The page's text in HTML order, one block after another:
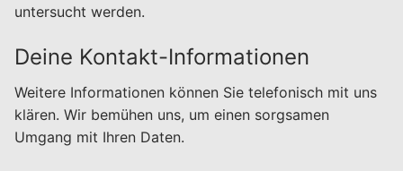
untersucht werden.
Deine Kontakt-Informationen
Weitere Informationen können Sie telefonisch mit uns
klären. Wir bemühen uns, um einen sorgsamen
Umgang mit Ihren Daten.